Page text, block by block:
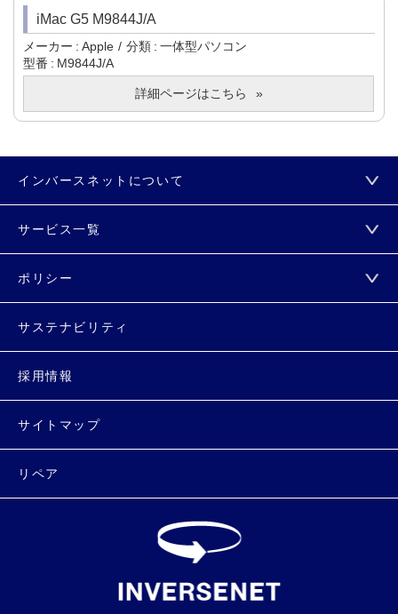
iMac G5 M9844J/A
メーカー Apple 分類
一体型パソコン
型番
M9844J/A
詳細ページはこちら
インバースネットについて
サービス一覧
ポリシー
サステナビリティ
採用情報
サイトマップ
リペア